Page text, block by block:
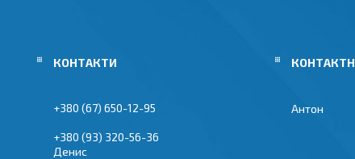
+380 (67) 650-12-95
+380 (93) 320-56-36
Денис
Антон